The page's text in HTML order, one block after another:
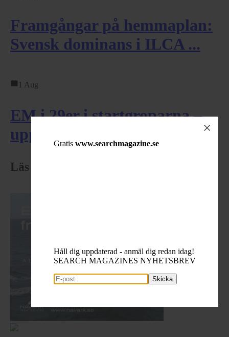
Framgångar på hemmaplan:
Svensk dominans i ILCA ...
1 Aug
EM i 29er i startgroparna –
upp till bevis på ...
Läs senaste numret
Gratis www.searchmagazine.se
Håll dig uppdaterad - anmäl dig redan idag!
SEARCH MAGAZINES NYHETSBREV
Skicka